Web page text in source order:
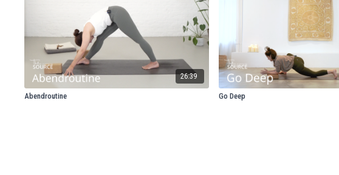
26:39
Abendroutine Go Deep